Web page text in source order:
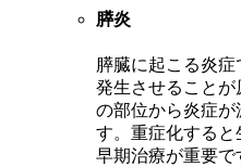
膵炎
膵臓に起こる炎
発生させること
の部位から炎症が
す。重症化すると
早期治療が重要で